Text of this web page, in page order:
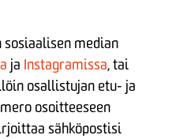
median
ja Instagramissa, tai
osallistujan etu- ja
osoitteeseen
sähköpostisi